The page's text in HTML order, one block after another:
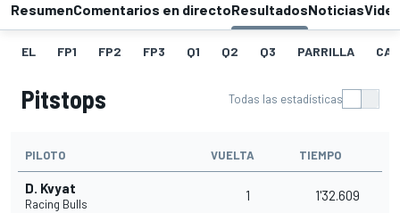
ResumenComentarios en directoResultadosNoticias
EL FP1 FP2 FP3 Q1 Q2 Q3 PARRILLA
Pitstops Todas las estadísticas
PILOTO VUELTA TIEMPO
D. Kvyat
Racing Bulls
1 1'32.609